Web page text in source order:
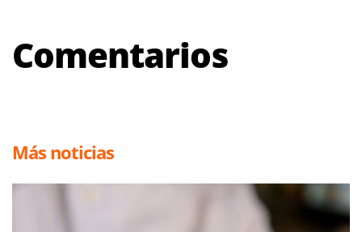
Comentarios
Más noticias